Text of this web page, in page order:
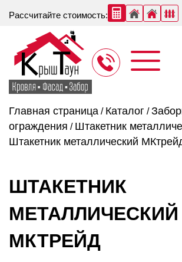
Рассчитайте стоимость:
Главная страница / Каталог /
ограждения / Штакетник
Штакетник металлический
ШТАКЕТНИК
МЕТАЛЛИЧЕСКИЙ
МКТРЕЙД